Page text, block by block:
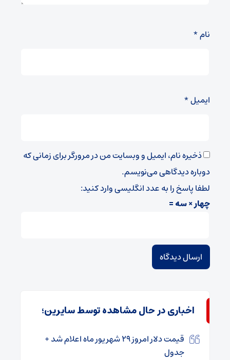
نام*
ایمیل*
ذخیره نام، ایمیل و وبسایت من در مرورگر برای زمانی که
دوباره دیدگاهی می‌نویسم.
لطفا پاسخ را به عدد انگلیسی وارد کنید:
چهار × سه =
اخباری در حال مشاهده توسط سایرین؛
قیمت دلار امروز ۲۹ شهریور ماه اعلام شد +
جدول